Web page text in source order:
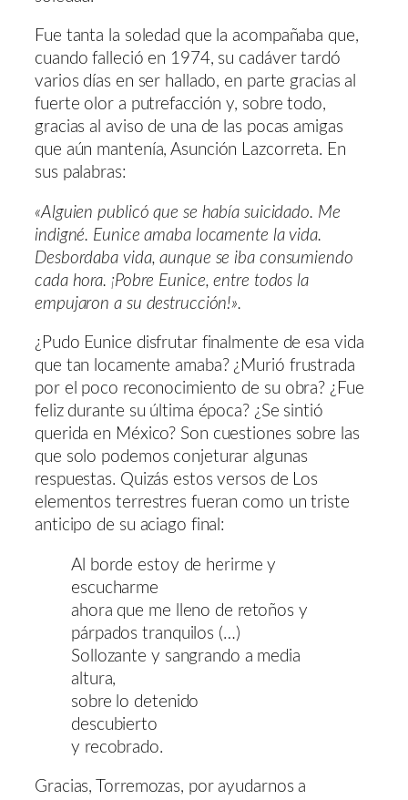
Fue tanta la soledad que la acompañaba que,
cuando falleció en 1974, su cadáver tardó
varios días en ser hallado, en parte gracias al
fuerte olor a putrefacción y, sobre todo,
gracias al aviso de una de las pocas amigas
que aún mantenía, Asunción Lazcorreta. En
sus palabras:
«Alguien publicó que se había suicidado. Me
indigné. Eunice amaba locamente la vida.
Desbordaba vida, aunque se iba consumiendo
cada hora. ¡Pobre Eunice, entre todos la
empujaron a su destrucción!».
¿Pudo Eunice disfrutar finalmente de esa vida
que tan locamente amaba? ¿Murió frustrada
por el poco reconocimiento de su obra? ¿Fue
feliz durante su última época? ¿Se sintió
querida en México? Son cuestiones sobre las
que solo podemos conjeturar algunas
respuestas. Quizás estos versos de Los
elementos terrestres fueran como un triste
anticipo de su aciago final:
Al borde estoy de herirme y
escucharme
ahora que me lleno de retoños y
párpados tranquilos (…)
Sollozante y sangrando a media
altura,
sobre lo detenido
descubierto
y recobrado.
Gracias, Torremozas, por ayudarnos a